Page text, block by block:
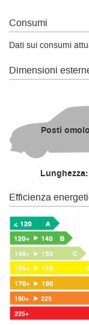
Consumi
Dati sui consumi
Dimensioni
Posti
Efficienza